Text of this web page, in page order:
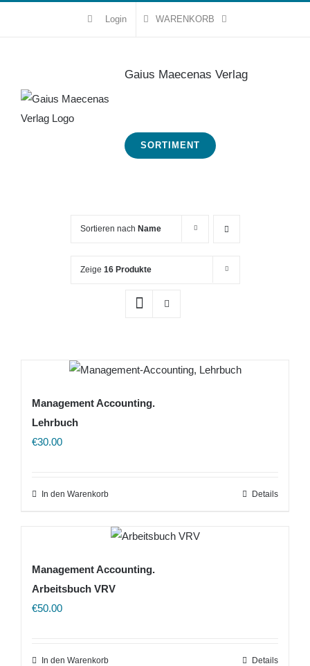
Login WARENKORB
Gaius Maecenas Verlag
SORTIMENT
Sortieren nach Name
Zeige 16 Produkte
Management Accounting.
Lehrbuch
€30.00
In den Warenkorb Details
Management Accounting.
Arbeitsbuch VRV
€50.00
In den Warenkorb Details